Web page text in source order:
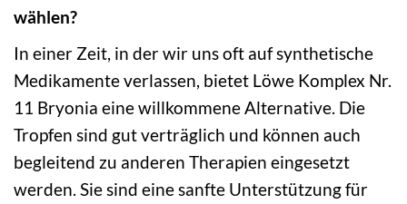
wählen?
In einer Zeit, in der wir uns oft auf synthetische
Medikamente verlassen, bietet Löwe Komplex Nr.
11 Bryonia eine willkommene Alternative. Die
Tropfen sind gut verträglich und können auch
begleitend zu anderen Therapien eingesetzt
werden. Sie sind eine sanfte Unterstützung für